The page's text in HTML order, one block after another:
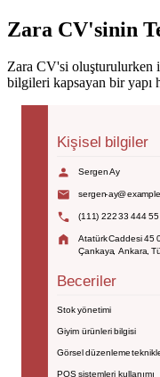
Zara CV'sinin
Zara CV'si oluşturulurken
bilgileri kapsayan bir yapı